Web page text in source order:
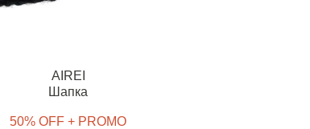
AIREI
Шапка
50% OFF + PROMO